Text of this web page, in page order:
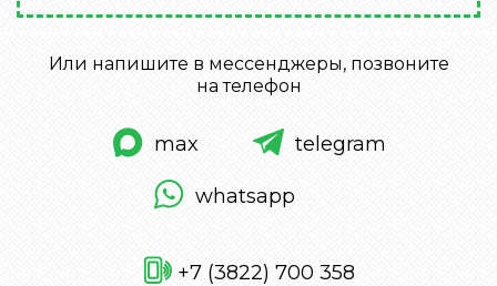
Или напишите в мессенджеры, позвоните
на телефон
max telegram
whatsapp
+7 (3822) 700 358